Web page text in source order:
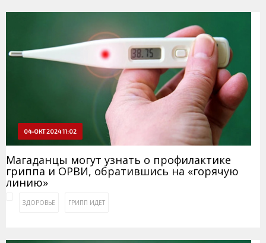
04-ОКТ 2024 11:02
Магаданцы могут узнать о профилактике
гриппа и ОРВИ, обратившись на «горячую
линию»
ЗДОРОВЬЕ ГРИПП ИДЕТ